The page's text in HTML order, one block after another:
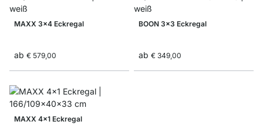
MAXX 3x4 Eckregal
ab € 579,00
BOON 3x3 Eckregal
ab € 349,00
MAXX 4x1 Eckregal